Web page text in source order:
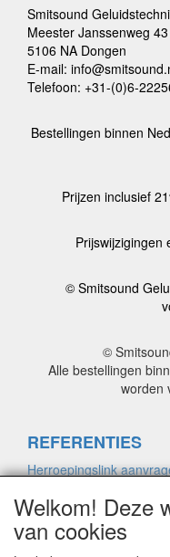
Smitsound
Meester Janssenweg 43
5106 NA Dongen
E-mail:
Telefoon: +31-(0)6-
Bestellingen binnen
Prijzen inclusief
Prijswijzigingen
© Smitsound
©
Alle bestellingen
worden
REFERENTIES
Herroepingslink
ALGEMENE
Welkom! Deze
van cookies